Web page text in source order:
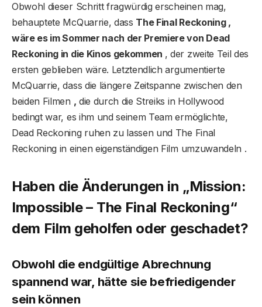
Obwohl dieser Schritt fragwürdig erscheinen mag,
behauptete McQuarrie, dass The Final Reckoning ,
wäre es im Sommer nach der Premiere von Dead
Reckoning in die Kinos gekommen , der zweite Teil des
ersten geblieben wäre. Letztendlich argumentierte
McQuarrie, dass die längere Zeitspanne zwischen den
beiden Filmen , die durch die Streiks in Hollywood
bedingt war, es ihm und seinem Team ermöglichte,
Dead Reckoning ruhen zu lassen und The Final
Reckoning in einen eigenständigen Film umzuwandeln .
Haben die Änderungen in „Mission:
Impossible – The Final Reckoning“
dem Film geholfen oder geschadet?
Obwohl die endgültige Abrechnung
spannend war, hätte sie befriedigender
sein können